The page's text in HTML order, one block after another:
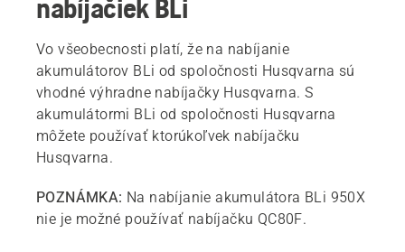
nabíjačiek BLi
Vo všeobecnosti platí, že na nabíjanie
akumulátorov BLi od spoločnosti Husqvarna sú
vhodné výhradne nabíjačky Husqvarna. S
akumulátormi BLi od spoločnosti Husqvarna
môžete používať ktorúkoľvek nabíjačku
Husqvarna.
POZNÁMKA: Na nabíjanie akumulátora BLi 950X
nie je možné používať nabíjačku QC80F.